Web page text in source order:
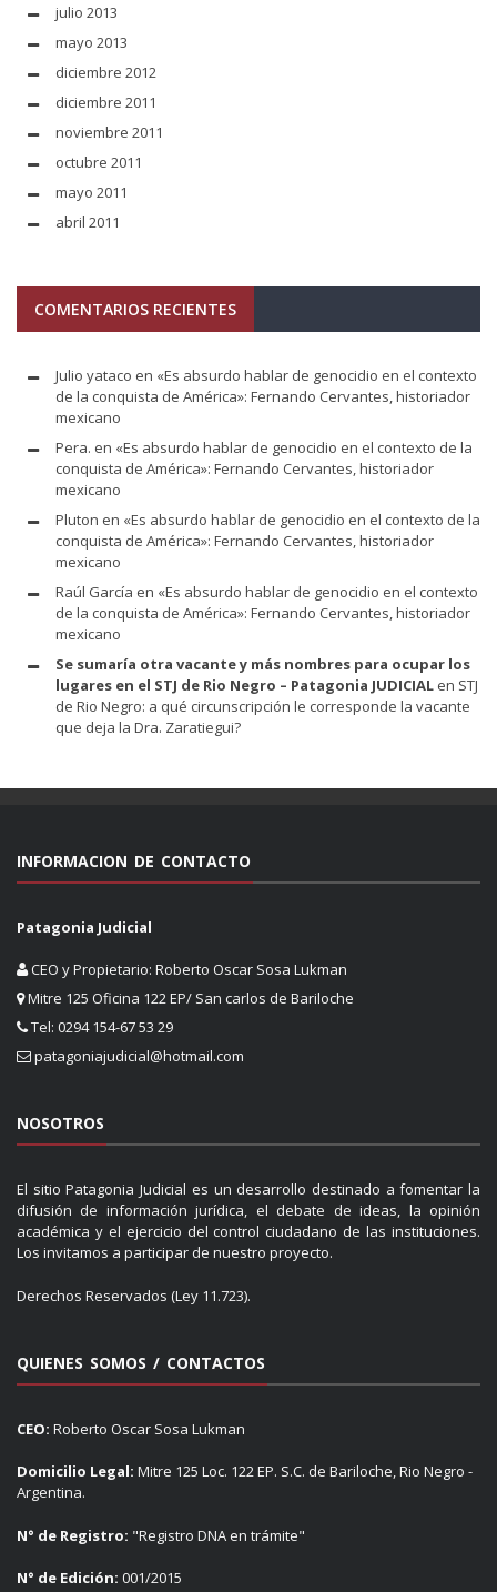
julio 2013
mayo 2013
diciembre 2012
diciembre 2011
noviembre 2011
octubre 2011
mayo 2011
abril 2011
COMENTARIOS RECIENTES
Julio yataco en «Es absurdo hablar de genocidio en el contexto
de la conquista de América»: Fernando Cervantes, historiador
mexicano
Pera. en «Es absurdo hablar de genocidio en el contexto de la
conquista de América»: Fernando Cervantes, historiador
mexicano
Pluton en «Es absurdo hablar de genocidio en el contexto de la
conquista de América»: Fernando Cervantes, historiador
mexicano
Raúl García en «Es absurdo hablar de genocidio en el contexto
de la conquista de América»: Fernando Cervantes, historiador
mexicano
Se sumaría otra vacante y más nombres para ocupar los
lugares en el STJ de Rio Negro – Patagonia JUDICIAL en STJ
de Rio Negro: a qué circunscripción le corresponde la vacante
que deja la Dra. Zaratiegui?
INFORMACION DE CONTACTO
Patagonia Judicial
CEO y Propietario: Roberto Oscar Sosa Lukman
Mitre 125 Oficina 122 EP/ San carlos de Bariloche
Tel: 0294 154-67 53 29
patagoniajudicial@hotmail.com
NOSOTROS
El sitio Patagonia Judicial es un desarrollo destinado a fomentar la
difusión de información jurídica, el debate de ideas, la opinión
académica y el ejercicio del control ciudadano de las instituciones.
Los invitamos a participar de nuestro proyecto.
Derechos Reservados (Ley 11.723).
QUIENES SOMOS / CONTACTOS
CEO: Roberto Oscar Sosa Lukman
Domicilio Legal: Mitre 125 Loc. 122 EP. S.C. de Bariloche, Rio Negro -
Argentina.
N° de Registro: "Registro DNA en trámite"
N° de Edición: 001/2015